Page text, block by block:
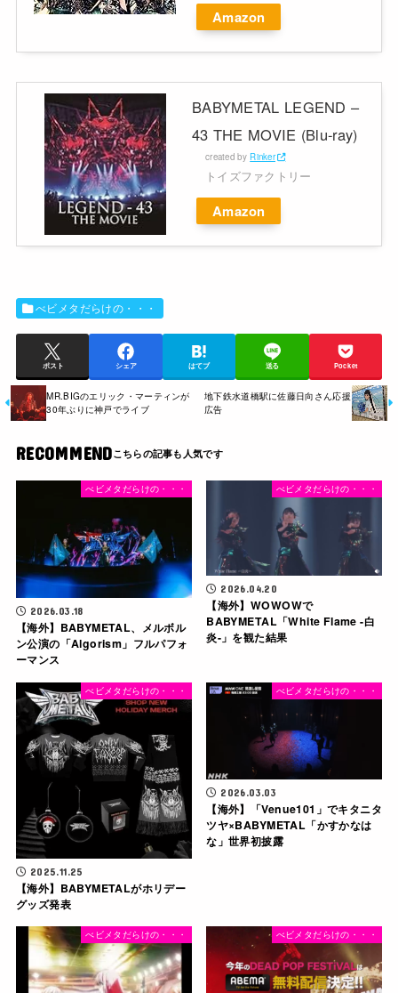
Amazon
BABYMETAL LEGEND –
43 THE MOVIE (Blu-ray)
created by Rinker
トイズファクトリー
Amazon
べビメタだらけの・・・
ポスト シェア はてブ 送る Pocket
MR.BIGのエリック・マーティンが
30年ぶりに神戸でライブ
地下鉄水道橋駅に佐藤日向さん応援
広告
RECOMMEND
べビメタだらけの・・・
2026.03.18
【海外】BABYMETAL、メルボル
ン公演の「Algorism」フルパフォ
ーマンス
べビメタだらけの・・・
2026.04.20
【海外】WOWOWで
BABYMETAL「White Flame -白
炎-」を観た結果
べビメタだらけの・・・
2025.11.25
【海外】BABYMETALがホリデー
グッズ発表
べビメタだらけの・・・
2026.03.03
【海外】「Venue101」でキタニタ
ツヤ×BABYMETAL「かすかなは
な」世界初披露
べビメタだらけの・・・ べビメタだらけの・・・